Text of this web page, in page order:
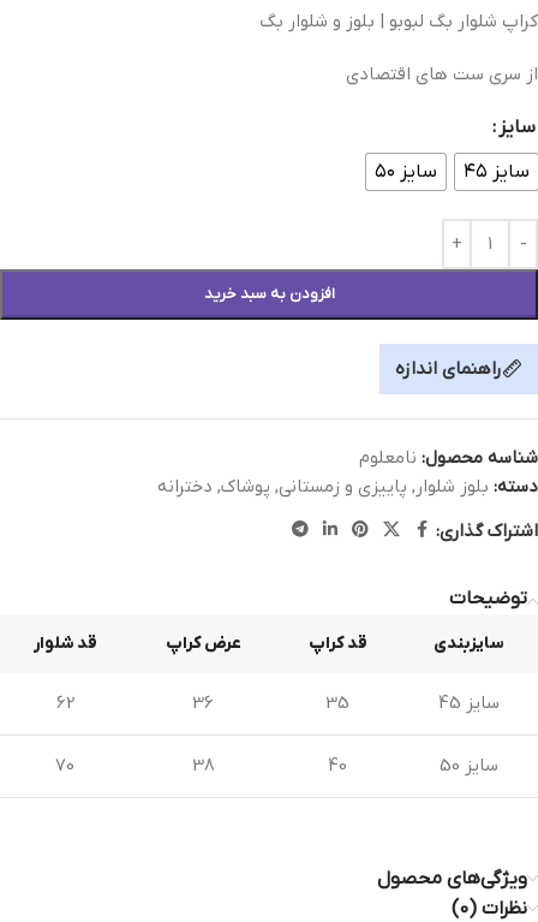
کراپ شلوار بگ لبوبو | بلوز و شلوار بگ
از سری ست های اقتصادی
سایز
سایز ۴۵
سایز ۵۰
افزودن به سبد خرید
راهنمای اندازه
شناسه محصول: نامعلوم
دسته: بلوز شلوار , پاییزی و زمستانی, پوشاک, دخترانه
اشتراک گذاری:
توضیحات
سایزبندی قد کراپ عرض کراپ قد شلوار
سایز 45 35
36
62
سایز 50 40
38
70
ویژگی‌های محصول
نظرات (0)